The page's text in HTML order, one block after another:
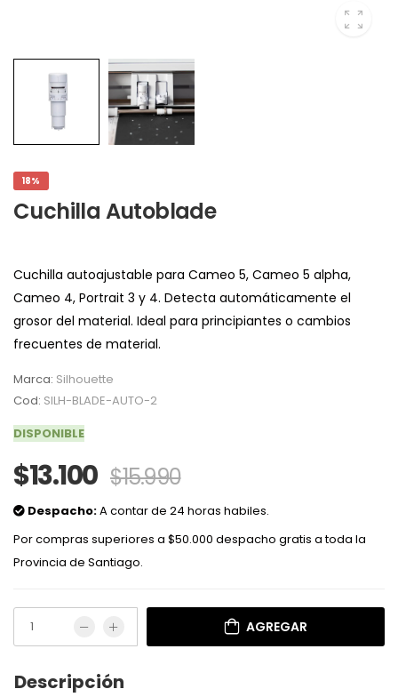
18%
Cuchilla Autoblade
Cuchilla autoajustable para Cameo 5, Cameo 5 alpha,
Cameo 4, Portrait 3 y 4. Detecta automáticamente el
grosor del material. Ideal para principiantes o cambios
frecuentes de material.
Marca: Silhouette
Cod: SILH-BLADE-AUTO-2
DISPONIBLE
$13.100 $15.990
Despacho:A contar de 24 horas habiles.
Por compras superiores a $50.000 despacho gratis a toda la
Provincia de Santiago.
AGREGAR
Descripción